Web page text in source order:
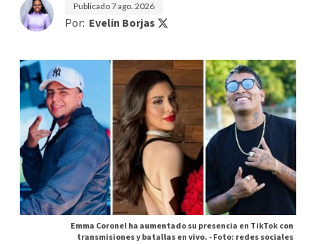
Publicado7 ago. 2026
Por: Evelin Borjas
Emma Coronel ha aumentado su presencia en TikTok con
transmisiones y batallas en vivo. -Foto: redes sociales